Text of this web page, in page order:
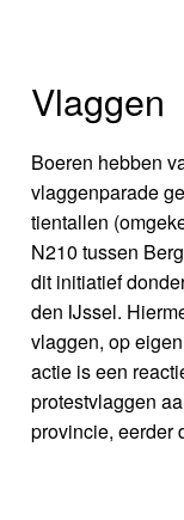
Vlaggen
Boeren hebben
vlaggenparade
tientallen
N210 tussen
dit initiatief
den IJssel.
vlaggen, op
actie is een
protestvlaggen
provincie, eerder